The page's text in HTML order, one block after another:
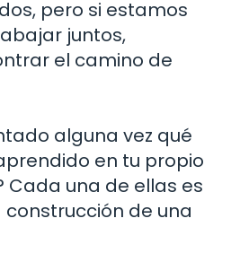
pero si estamos
juntos,
el camino de
alguna vez qué
en tu propio
Cada una de ellas es
construcción de una